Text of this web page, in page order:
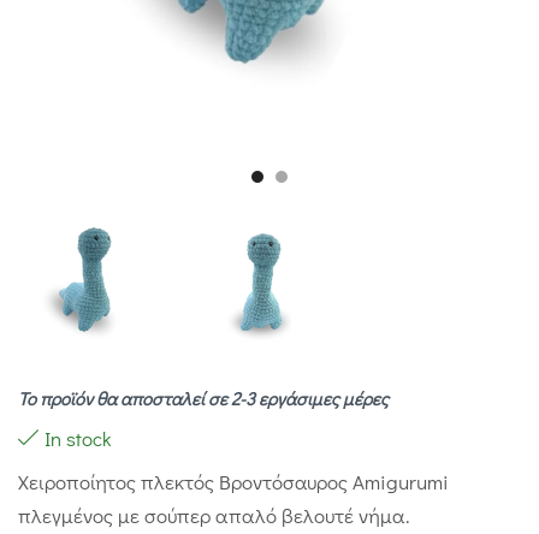
Το προϊόν θα αποσταλεί σε 2-3 εργάσιμες μέρες
In stock
Χειροποίητος πλεκτός Βροντόσαυρος Amigurumi
πλεγμένος με σούπερ απαλό βελουτέ νήμα.